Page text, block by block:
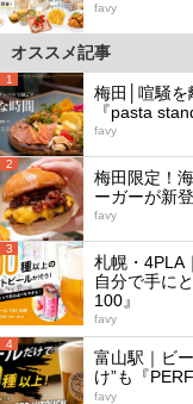
favy
オススメ記事
1
梅田│喧騒を
『pasta
favy
2
梅田限定！
ーガーが新
favy
3
札幌・4PLA
自分で手に
100』
favy
4
富山駅｜ビ
け”も『
favy